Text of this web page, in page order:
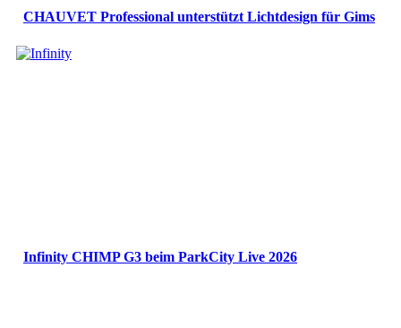
CHAUVET Professional unterstützt Lichtdesign für Gims
Infinity CHIMP G3 beim ParkCity Live 2026